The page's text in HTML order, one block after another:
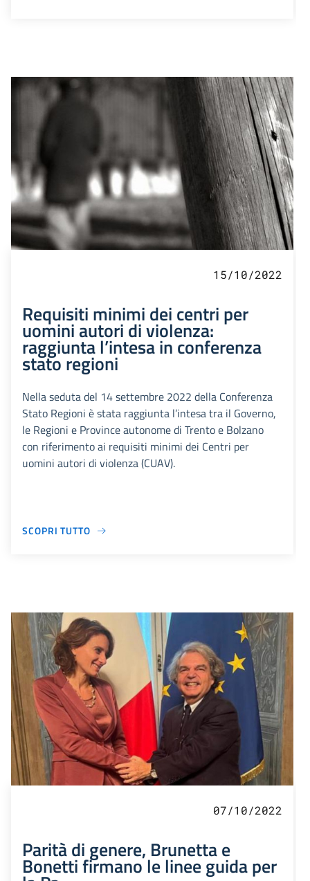
15/10/2022
Requisiti minimi dei centri per
uomini autori di violenza:
raggiunta l’intesa in conferenza
stato regioni
Nella seduta del 14 settembre 2022 della Conferenza
Stato Regioni è stata raggiunta l’intesa tra il Governo,
le Regioni e Province autonome di Trento e Bolzano
con riferimento ai requisiti minimi dei Centri per
uomini autori di violenza (CUAV).
SCOPRI TUTTO
07/10/2022
Parità di genere, Brunetta e
Bonetti firmano le linee guida per